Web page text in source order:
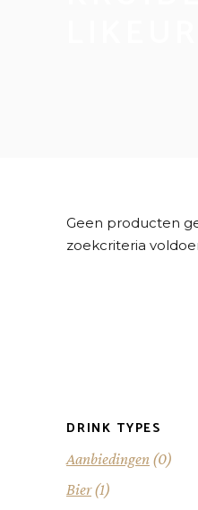
Geen producten
zoekcriteria
DRINK TYPES
Aanbiedingen (0)
Bier (1)